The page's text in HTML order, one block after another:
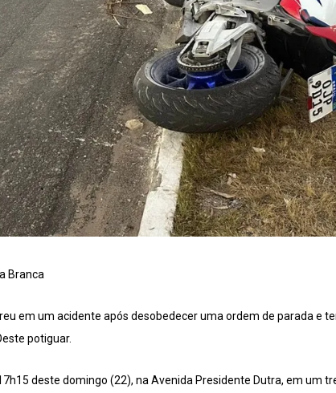
Branca
em um acidente após desobedecer uma ordem de parada e
potiguar.
deste domingo (22), na Avenida Presidente Dutra, em um